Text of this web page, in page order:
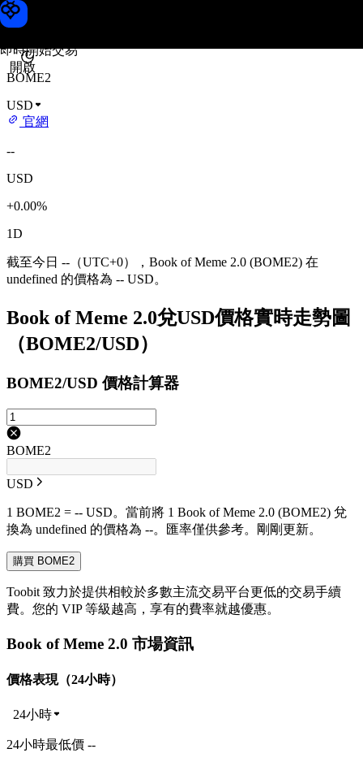
即時開始交易
開啟
Book of Meme 2.0 價格
BOME2
USD
官網
--
USD
+0.00%
1D
截至今日 --（UTC+0），Book of Meme 2.0 (BOME2) 在
undefined 的價格為 -- USD。
Book of Meme 2.0兌USD價格實時走勢圖
（BOME2/USD）
BOME2/USD 價格計算器
BOME2
USD
1 BOME2 = -- USD。當前將 1 Book of Meme 2.0 (BOME2) 兌
換為 undefined 的價格為 --。匯率僅供參考。剛剛更新。
購買 BOME2
Toobit 致力於提供相較於多數主流交易平台更低的交易手續
費。您的 VIP 等級越高，享有的費率就越優惠。
Book of Meme 2.0 市場資訊
價格表現（24小時）
24小時
24小時最低價 --